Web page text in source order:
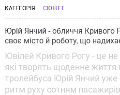
КАТЕГОРІЯ: СЮЖЕТ
Юрій Янчий - обличчя Кривого
своє місто й роботу, що
Ювілей Кривого Рогу - це
які творять щоденне життя
тролейбуса Юрій Янчий уже
ритм руху сотням